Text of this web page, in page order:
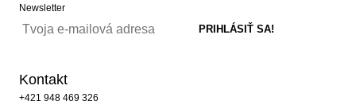
Newsletter
Kontakt
+421 948 469 326